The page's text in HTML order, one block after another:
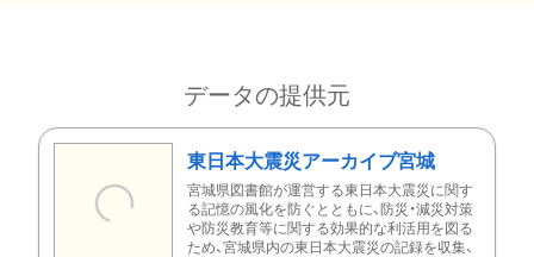
データの提供元
東日本大震災アーカイブ宮城
宮城県図書館が運営する東日本大震災に関す
る記憶の風化を防ぐとともに、防災・減災対策
や防災教育等に関する効果的な利活用を図る
ため、宮城県内の東日本大震災の記録を収集、